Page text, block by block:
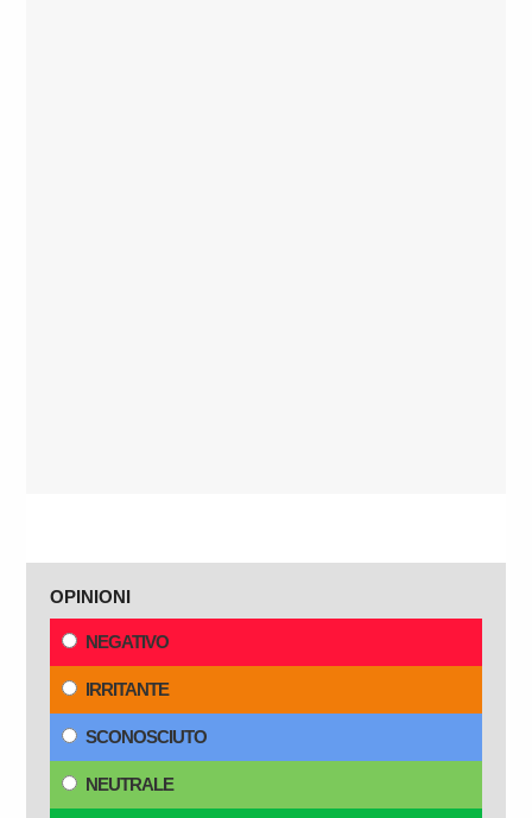
OPINIONI
NEGATIVO
IRRITANTE
SCONOSCIUTO
NEUTRALE